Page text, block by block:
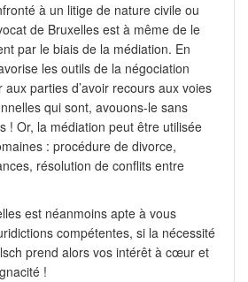
à un litige de nature civile ou
de Bruxelles est à même de le
par le biais de la médiation. En
les outils de la négociation
aux parties d’avoir recours aux voies
qui sont, avouons-le sans
! Or, la médiation peut être utilisée
: procédure de divorce,
résolution de conflits entre
est néanmoins apte à vous
compétentes, si la nécessité
prend alors vos intérêt à cœur et
!